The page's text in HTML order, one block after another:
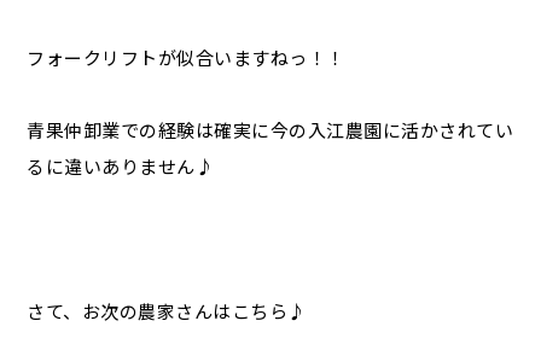
フォークリフトが似合いますねっ！！
青果仲卸業での経験は確実に今の入江農園に活かされてい
るに違いありません♪
さて、お次の農家さんはこちら♪